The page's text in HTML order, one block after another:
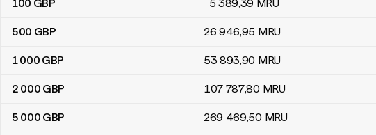
100 GBP 5 389,39 MRU
500 GBP 26 946,95 MRU
1 000 GBP 53 893,90 MRU
2 000 GBP 107 787,80 MRU
5 000 GBP 269 469,50 MRU